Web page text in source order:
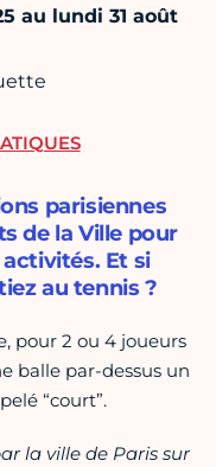
au lundi 31 août
parisiennes
de la Ville pour
Et si
au tennis ?
pour 2 ou 4 joueurs
balle par-dessus un
“court”.
la ville de Paris sur